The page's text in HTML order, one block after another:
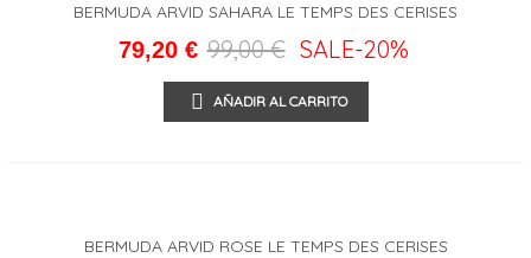
BERMUDA ARVID SAHARA LE TEMPS DES CERISES
79,20 € 99,00 € SALE-20%
AÑADIR AL CARRITO
BERMUDA ARVID ROSE LE TEMPS DES CERISES